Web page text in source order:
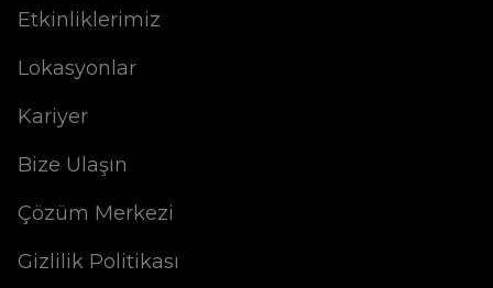
Etkinliklerimiz
Lokasyonlar
Kariyer
Bize Ulaşın
Çözüm Merkezi
Gizlilik Politikası